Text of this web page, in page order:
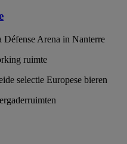
Arena in Nanterre
ruimte
selectie Europese bieren